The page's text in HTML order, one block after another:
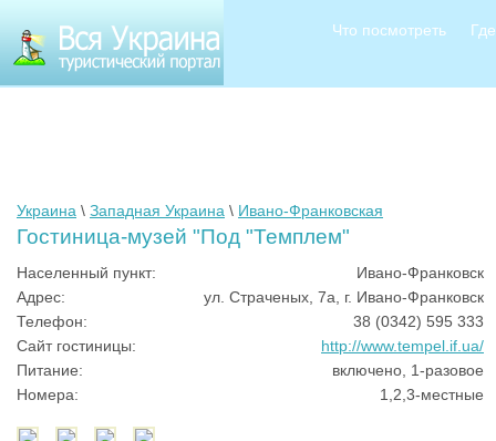
Что посмотреть
Украина \ Западная Украина \ Ивано-Франковская
Гостиница-музей "Под "Темплем"
Населенный пункт:
Ивано-Франковск
Адрес:
ул. Страченых, 7а, г. Ивано-Франковск
Телефон:
38 (0342) 595 333
Сайт гостиницы:
http://www.tempel.if.ua/
Питание:
включено, 1-разовое
Номера:
1,2,3-местные